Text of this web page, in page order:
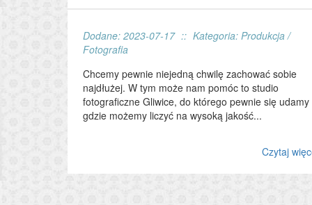
Dodane: 2023-07-17 :: Kategoria: Produkcja /
Fotografia
Chcemy pewnie niejedną chwilę zachować sobie
najdłużej. W tym może nam pomóc to studio
fotograficzne Gliwice, do którego pewnie się udamy
gdzie możemy liczyć na wysoką jakość...
Czytaj